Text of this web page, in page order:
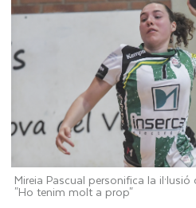
Mireia Pascual personifica la
"Ho tenim molt a prop"